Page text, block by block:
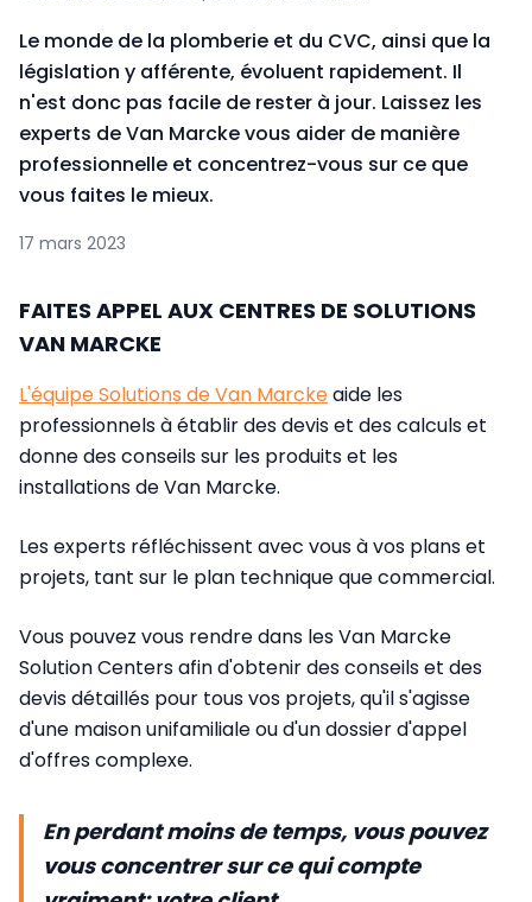
Le monde de la plomberie et du CVC, ainsi que la
législation y afférente, évoluent rapidement. Il
n'est donc pas facile de rester à jour. Laissez les
experts de Van Marcke vous aider de manière
professionnelle et concentrez-vous sur ce que
vous faites le mieux.
17 mars 2023
FAITES APPEL AUX CENTRES DE SOLUTIONS
VAN MARCKE
L'équipe Solutions de Van Marckeaide les
professionnels à établir des devis et des calculs et
donne des conseils sur les produits et les
installations de Van Marcke.
Les experts réfléchissent avec vous à vos plans et
projets, tant sur le plan technique que commercial.
Vous pouvez vous rendre dans les Van Marcke
Solution Centers afin d'obtenir des conseils et des
devis détaillés pour tous vos projets, qu'il s'agisse
d'une maison unifamiliale ou d'un dossier d'appel
d'offres complexe.
En perdant moins de temps, vous pouvez
vous concentrer sur ce qui compte